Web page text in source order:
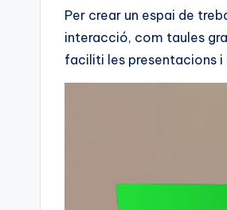
Per crear un espai de
interacció, com taules
faciliti les presentacions